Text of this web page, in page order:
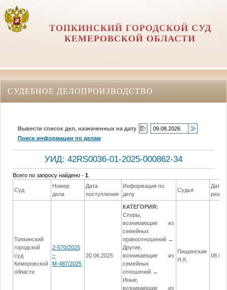
ТОПКИНСКИЙ ГОРОДСКОЙ СУД
КЕМЕРОВСКОЙ ОБЛАСТИ
СУДЕБНОЕ ДЕЛОПРОИЗВОДСТВО
Вывести список дел, назначенных на дату
Поиск информации по делам
УИД: 42RS0036-01-2025-000862-34
Всего по запросу найдено -1
Суд
Номер
дела
Дата
поступления
Информация по
делу
Судья
Дата
Топкинский
городской
суд
Кемеровской
области
2-570/2025
~
М-487/2025
20.06.2025
КАТЕГОРИЯ:
Споры,
возникающие из
семейных
правоотношений →
Другие,
возникающие из
семейных
отношений →
Иные,
возникающие из
Пищинская
Н.К.